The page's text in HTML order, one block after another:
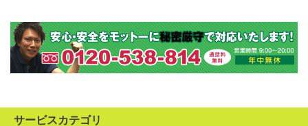
サービスカテゴリ